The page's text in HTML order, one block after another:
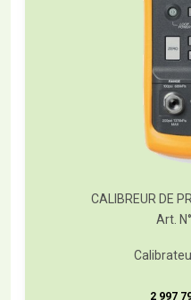
CALIBREUR DE
Art.
2 997